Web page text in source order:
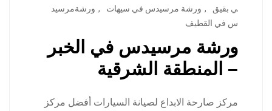
ي بقيق
, ورشة مرسيدس في سيهات , ورشةمرسيد
س في القطيف
ورشة مرسيدس في الخبر
– المنطقة الشرقية
مركز صارحة الابداع لصيانة السيارات أفضل مركز